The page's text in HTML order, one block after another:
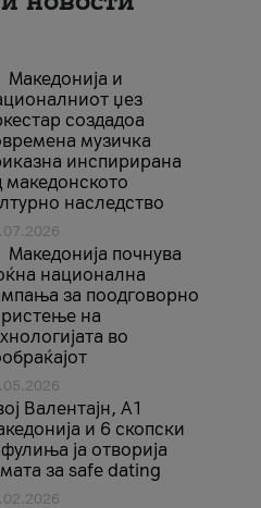
Македонија и
џез
создадоа
музичка
инспирирана
македонското
наследство
Македонија почнува
национална
за поодговорно
на
во
Валентајн, A1
и 6 скопски
ја отворија
за safe dating